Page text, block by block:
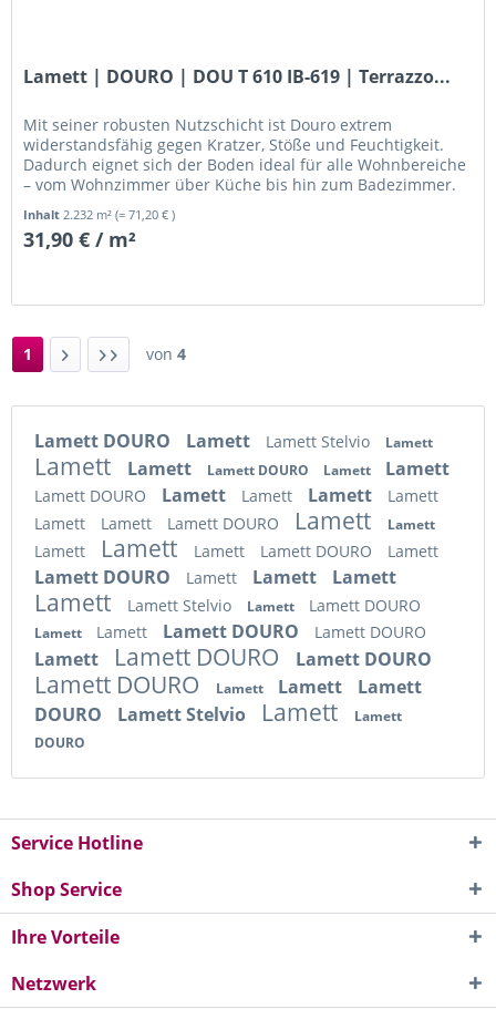
Lamett | DOURO | DOU T 610 IB-619 | Terrazzo...
Mit seiner robusten Nutzschicht ist Douro extrem
widerstandsfähig gegen Kratzer, Stöße und Feuchtigkeit.
Dadurch eignet sich der Boden ideal für alle Wohnbereiche
– vom Wohnzimmer über Küche bis hin zum Badezimmer.
Inhalt 2.232 m²(= 71,20 € )
31,90 € / m²
1 von 4
Lamett DOURO Lamett Lamett Stelvio Lamett
Lamett Lamett Lamett DOURO Lamett Lamett
Lamett DOURO Lamett Lamett Lamett
Lamett
Lamett
Lamett Lamett DOURO Lamett Lamett
Lamett Lamett Lamett Lamett DOURO Lamett
Lamett DOURO Lamett Lamett Lamett
Lamett Lamett Stelvio Lamett Lamett DOURO
Lamett Lamett Lamett DOURO Lamett DOURO
Lamett Lamett DOURO Lamett DOURO
Lamett DOURO Lamett Lamett
Lamett
DOURO
Lamett Stelvio Lamett
Lamett
DOURO
Service Hotline
Shop Service
Ihre Vorteile
Netzwerk